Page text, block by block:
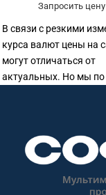
Запросить цену
В связи с резкими
курса валют цены на
могут отличаться от
актуальных. Но мы